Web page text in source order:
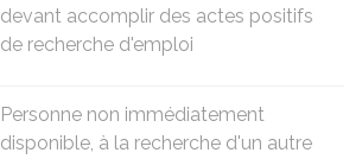
devant accomplir des actes positifs
de recherche d'emploi
Personne non immédiatement
disponible, à la recherche d'un autre